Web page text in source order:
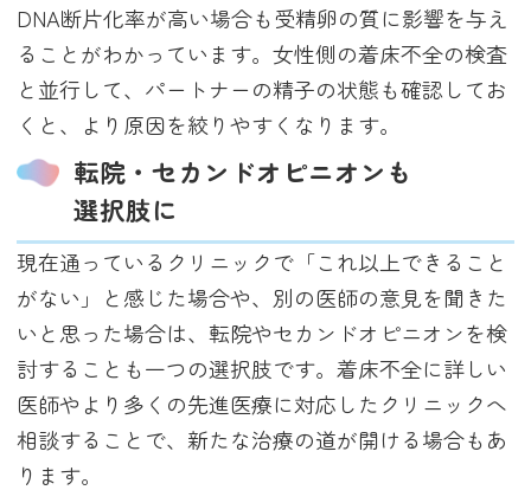
DNA断片化率が高い場合も受精卵の質に影響を与え
ることがわかっています。女性側の着床不全の検査
と並行して、パートナーの精子の状態も確認してお
くと、より原因を絞りやすくなります。
転院・セカンドオピニオンも
選択肢に
現在通っているクリニックで「これ以上できること
がない」と感じた場合や、別の医師の意見を聞きた
いと思った場合は、転院やセカンドオピニオンを検
討することも一つの選択肢です。着床不全に詳しい
医師やより多くの先進医療に対応したクリニックへ
相談することで、新たな治療の道が開ける場合もあ
ります。